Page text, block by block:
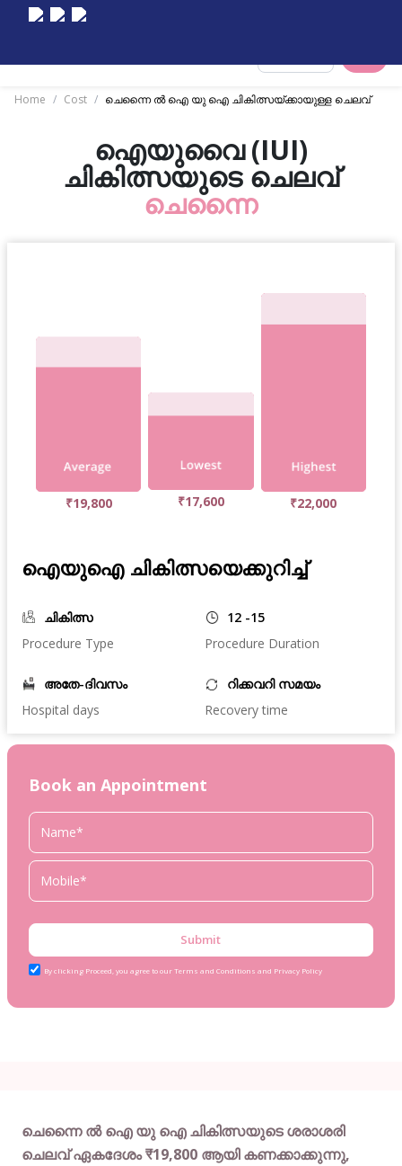
Home / Cost / ചെന്നൈ ൽ ഐ യു ഐ ചികിത്സയ്ക്കായുള്ള ചെലവ്
ഐയുവൈ (IUI)
ചികിത്സയുടെ ചെലവ്
ചെന്നൈ
₹19,800 ₹17,600 ₹22,000
ഐയുഐ ചികിത്സയെക്കുറിച്ച്
ചികിത്സ
Procedure Type
12 -15
Procedure Duration
അതേ-ദിവസം
Hospital days
റിക്കവറി സമയം
Recovery time
Book an Appointment
Submit
By clicking Proceed, you agree to our Terms and Conditions and Privacy Policy
ചെന്നൈ ൽ ഐ യു ഐ ചികിത്സയുടെ ശരാശരി
ചെലവ് ഏകദേശം ₹19,800 ആയി കണക്കാക്കുന്നു,